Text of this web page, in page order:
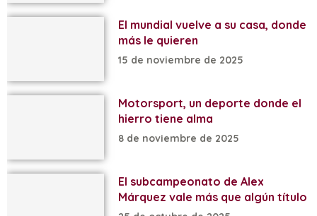
El mundial vuelve a su casa, donde
más le quieren
15 de noviembre de 2025
Motorsport, un deporte donde el
hierro tiene alma
8 de noviembre de 2025
El subcampeonato de Alex
Márquez vale más que algún título